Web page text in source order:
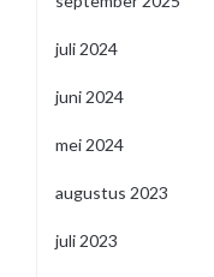
juli 2024
juni 2024
mei 2024
augustus 2023
juli 2023